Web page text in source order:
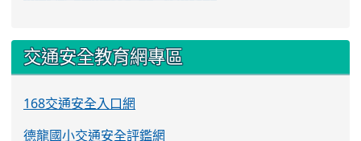
交通安全教育網專區
168交通安全入口網
德龍國小交通安全評鑑網